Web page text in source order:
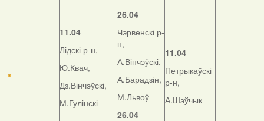
11.04
Лідскі р-н,
Ю.Квач,
Дз.Вінчэўскі,
М.Гулінскі
26.04
Чэрвенскі р-
н,
А.Вінчэўскі,
А.Барадзін,
М.Львоў
26.04
11.04
Петрыкаўскі
р-н,
А.Шэўчык